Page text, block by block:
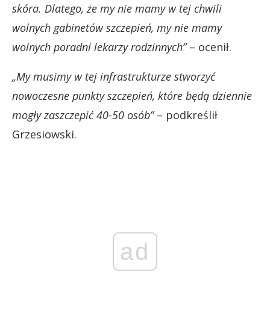
skóra. Dlatego, że my nie mamy w tej chwili
wolnych gabinetów szczepień, my nie mamy
wolnych poradni lekarzy rodzinnych”– ocenił.
„My musimy w tej infrastrukturze stworzyć
nowoczesne punkty szczepień, które będą dziennie
mogły zaszczepić 40-50 osób”– podkreślił
Grzesiowski.
ad